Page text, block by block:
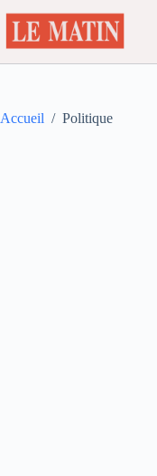
au
contenu
Accueil / Politique